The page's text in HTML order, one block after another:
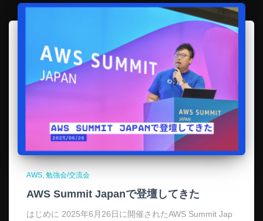
AWS 勉強会/交流会
AWS Summit Japanで登壇してきた
はじめに 2025年6月26日に開催されたAWS Summit Jap